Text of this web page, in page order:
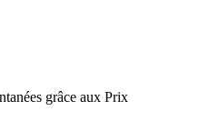
grâce aux Prix